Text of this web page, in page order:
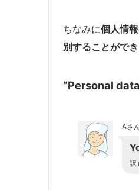
ちなみに個人情
別することがで
“Personal
Aさ
訳